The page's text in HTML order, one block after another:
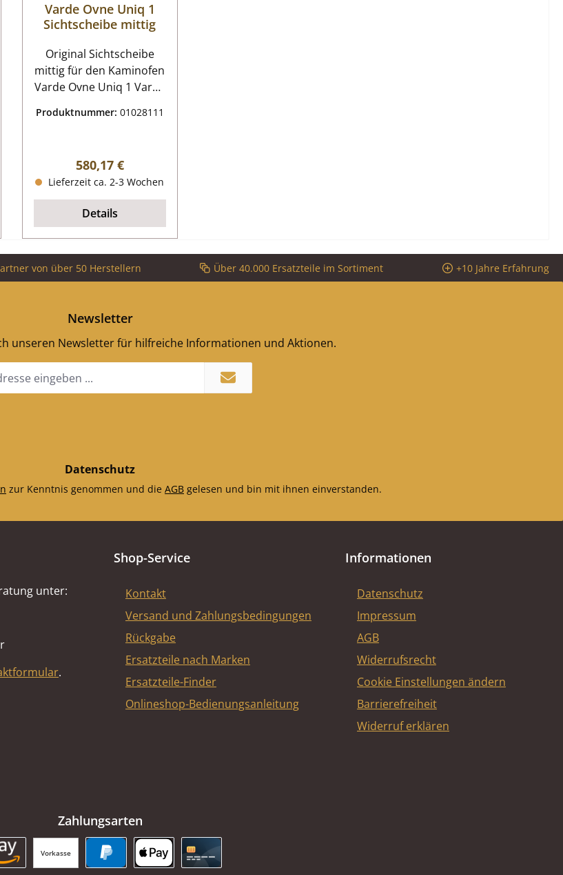
Varde Ovne Uniq 1
Sichtscheibe mittig
Original Sichtscheibe
mittig für den Kaminofen
Varde Ovne Uniq 1 Varde
mittig Eckdaten:
441 mm x 5 mm
Bogenlänge 370 mm
Material Glas Form
gebogen hitzebeständig
Produktnummer: 01028111
Regulärer Preis:
580,17 €
Lieferzeit ca. 2-3 Wochen
Details
von über 50 Herstellern Über 40.000 Ersatzteile im Sortiment +10 Jahre Erfahrung
Newsletter
unseren Newsletter für hilfreiche Informationen und Aktionen.
Datenschutz
zur Kenntnis genommen und die AGB gelesen und bin mit ihnen einverstanden.
unter:
.
Shop-Service
Kontakt
Versand und Zahlungsbedingungen
Rückgabe
Ersatzteile nach Marken
Ersatzteile-Finder
Onlineshop-Bedienungsanleitung
Informationen
Datenschutz
Impressum
AGB
Widerrufsrecht
Cookie Einstellungen ändern
Barrierefreiheit
Widerruf erklären
Zahlungsarten
Vorkasse